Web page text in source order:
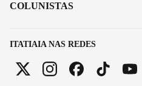
ITATIAIA NAS REDES
COLUNISTAS